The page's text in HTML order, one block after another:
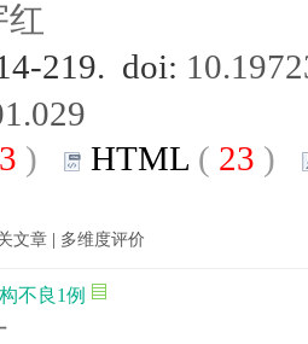
红
219. doi:
) HTML ( 23 )
文章 多维度评价
不良1例